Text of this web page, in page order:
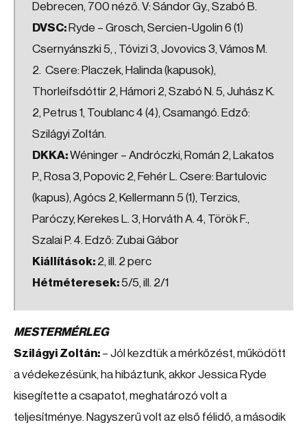
Debrecen, 700 néző. V: Sándor Gy., Szabó B.
DVSC: Ryde – Grosch, Sercien-Ugolin 6 (1)
Csernyánszki 5, , Tóvizi 3, Jovovics 3, Vámos M.
2. Csere: Placzek, Halinda (kapusok),
Thorleifsdóttir 2, Hámori 2, Szabó N. 5, Juhász K.
2, Petrus 1, Toublanc 4 (4), Csamangó. Edző:
Szilágyi Zoltán.
DKKA:Wéninger – Andróczki, Román 2, Lakatos
P., Rosa 3, Popovic 2, Fehér L. Csere: Bartulovic
(kapus), Agócs 2, Kellermann 5 (1), Terzics,
Paróczy, Kerekes L. 3, Horváth A. 4, Török F.,
Szalai P. 4. Edző: Zubai Gábor
Kiállítások: 2, ill. 2 perc
Hétméteresek:5/5, ill. 2/1
MESTERMÉRLEG
Szilágyi Zoltán: – Jól kezdtük a mérkőzést, működött
a védekezésünk, ha hibáztunk, akkor Jessica Ryde
kisegítette a csapatot, meghatározó volt a
teljesítménye. Nagyszerű volt az első félidő, a második